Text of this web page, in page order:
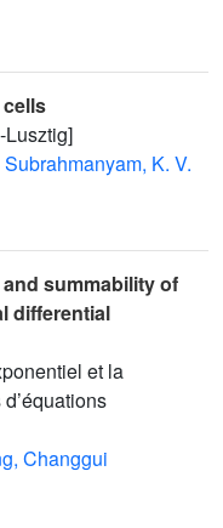
Lusztig]
Subrahmanyam, K. V.
summability of
differential
et la
Changgui